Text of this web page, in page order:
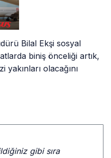
Bilal Ekşi sosyal
biniş önceliği artık,
yakınları olacağını
gibi sıra